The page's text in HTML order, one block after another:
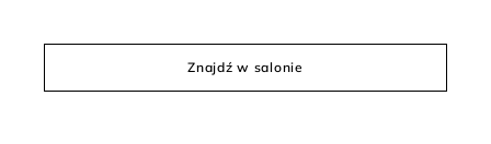
Znajdź w salonie